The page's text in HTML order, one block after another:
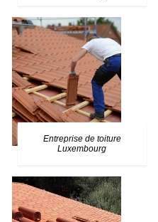
Entreprise de toiture
Luxembourg